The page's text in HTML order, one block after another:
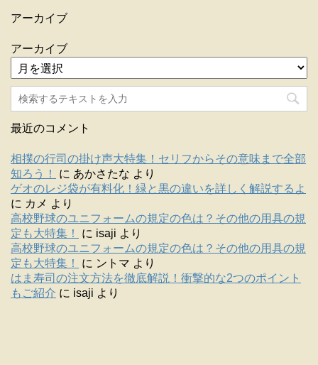
アーカイブ
アーカイブ
最近のコメント
相撲の行司の掛け声大特集！セリフからその意味まで全部
知ろう！
に あかさたな より
ゲオのレジ袋が有料化！緑と黒の違いを詳しく解説するよ
に カメ より
高校野球のユニフォームの規定の色は？その他の用具の規
定も大特集！
に isaji より
高校野球のユニフォームの規定の色は？その他の用具の規
定も大特集！
に ントマ より
はま寿司の注文方法を徹底解説！衝撃的な2つのポイント
もご紹介 に isaji より